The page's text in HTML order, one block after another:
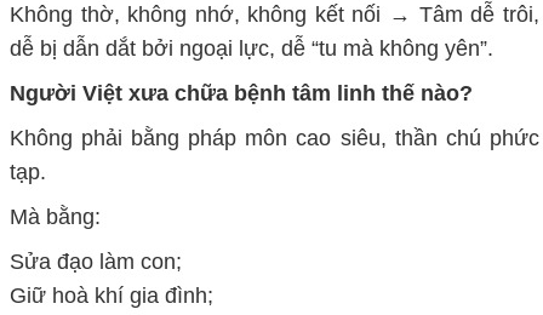
Không thờ, không nhớ, không kết nối → Tâm dễ trôi,
dễ bị dẫn dắt bởi ngoại lực, dễ “tu mà không yên”.
Người Việt xưa chữa bệnh tâm linh thế nào?
Không phải bằng pháp môn cao siêu, thần chú phức
tạp.
Mà bằng:
Sửa đạo làm con;
Giữ hoà khí gia đình;